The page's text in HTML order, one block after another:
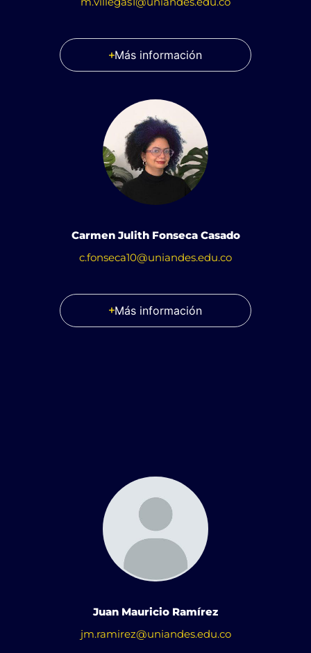
Más información
Carmen Julith Fonseca Casado
c.fonseca10@uniandes.edu.co
Más información
Juan Mauricio Ramírez
jm.ramirez@uniandes.edu.co